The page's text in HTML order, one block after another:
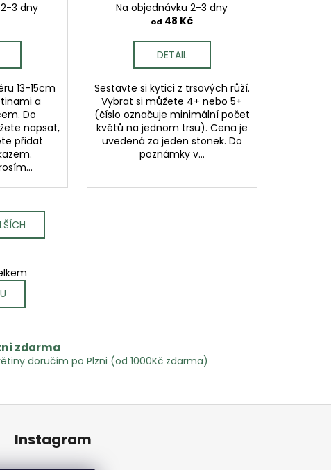
3 dny
13-15cm
a
Do
napsat,
přidat
Na objednávku 2-3 dny
od 48 Kč
DETAIL
Sestavte si kytici z trsových růží.
Vybrat si můžete 4+ nebo 5+
(číslo označuje minimální počet
květů na jednom trsu). Cena je
uvedená za jeden stonek. Do
poznámky v...
zdarma
doručím po Plzni (od 1000Kč zdarma)
Instagram